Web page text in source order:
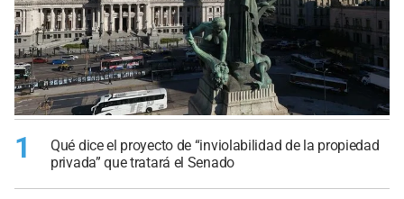
1
Qué dice el proyecto de “inviolabilidad de la propiedad
privada” que tratará el Senado